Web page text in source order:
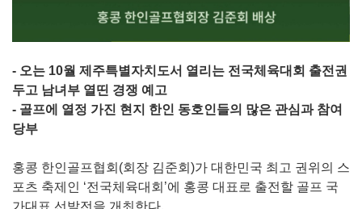
- 오는 10월 제주특별자치도서 열리는 전국체육대회 출전권
두고 남녀부 열띤 경쟁 예고
- 골프에 열정 가진 현지 한인 동호인들의 많은 관심과 참여
당부
홍콩 한인골프협회(회장 김준회)가 대한민국 최고 권위의 스
포츠 축제인 ‘전국체육대회’에 홍콩 대표로 출전할 골프 국